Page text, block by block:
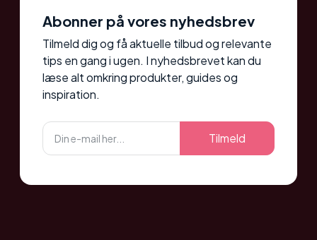
Abonner på vores nyhedsbrev
Tilmeld dig og få aktuelle tilbud og relevante
tips en gang i ugen. I nyhedsbrevet kan du
læse alt omkring produkter, guides og
inspiration.
Tilmeld